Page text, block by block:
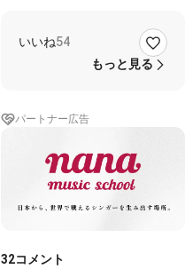
うたかたさんがちょっとコ
ーラスに参加してくれまし
さん主演のドラマ「意外と
でとっても好きな曲なんで
す(๑˃̵ᴗ˂̵)
藤井フミヤさんと、村上弘
明さんと、西郷輝彦さん
🎶
いいね54
もっと見る
パートナー広告
32コメント